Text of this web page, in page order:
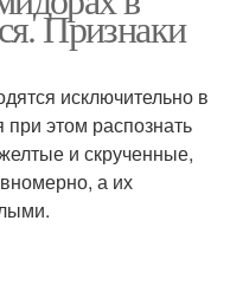
Признаки
исключительно в
этом распознать
и скрученные,
а их